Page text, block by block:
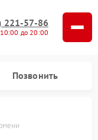
221-57-86
10:00 до 20:00
Позвонить